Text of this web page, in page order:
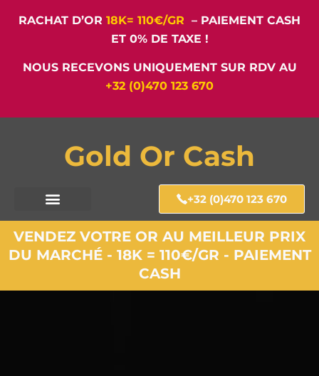
RACHAT D’OR 18K= 110€/GR – PAIEMENT CASH
ET 0% DE TAXE !
NOUS RECEVONS UNIQUEMENT SUR RDV AU
+32 (0)470 123 670
Gold Or Cash
+32 (0)470 123 670
VENDEZ VOTRE OR AU MEILLEUR PRIX
DU MARCHÉ - 18K = 110€/GR - PAIEMENT
CASH